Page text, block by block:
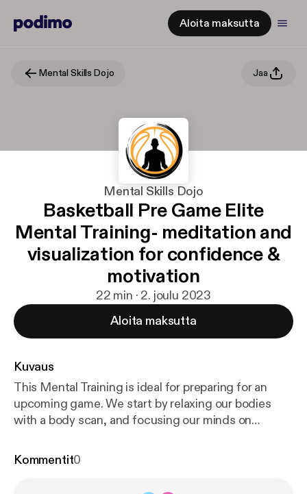
Aloita maksutta
Mental Skills Dojo Jaa
Mental Skills Dojo
Basketball Pre Game Elite
Mental Training- meditation and
visualization for confidence &
motivation
22 min · 2. joulu 2023
Aloita maksutta
Kuvaus
This Mental Training is ideal for preparing for an
upcoming game. We start by relaxing our bodies
with a body scan, and focusing our minds on
allows for the mind to become present. Its optimal
Kommentit0